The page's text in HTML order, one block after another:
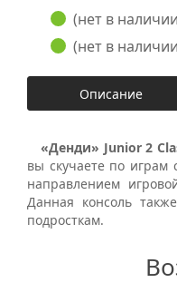
(нет в
(нет в
Описание
«Денди» Junior 2
вы скучаете по
направлением
Данная консоль
подросткам.